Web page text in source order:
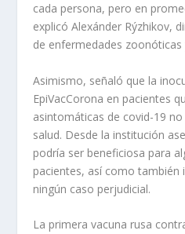
cada persona, pero en
explicó Alexánder Rýzhikov,
de enfermedades zoonóticas
Asimismo, señaló que la
EpiVacCorona en pacientes
asintomáticas de covid-19
salud. Desde la institución
podría ser beneficiosa para
pacientes, así como
ningún caso perjudicial.
La primera vacuna rusa